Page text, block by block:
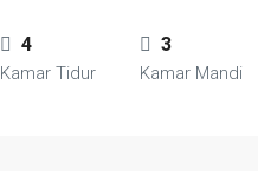
4
Kamar Tidur
3
Kamar Mandi